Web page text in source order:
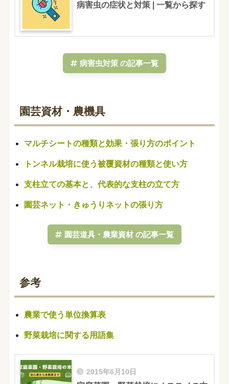
病害虫の症状と対策 | 一覧から探す
病害虫対策 の記事一覧
園芸資材・農機具
マルチシートの種類と効果・張り方のポイント
トンネル栽培に使う被覆資材の種類と使い方
支柱立ての基本と、代表的な支柱の立て方
園芸ネット・きゅうりネットの張り方
園芸道具・農業資材 の記事一覧
参考
農業で使う単位換算表
野菜栽培に関する用語集
2015年6月10日